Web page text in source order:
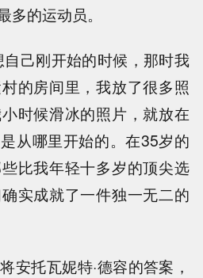
的运动员。
己刚开始的时候，那时我
的房间里，我放了很多照
时候滑冰的照片，就放在
从哪里开始的。在35岁的
比我年轻十多岁的顶尖选
实成就了一件独一无二的
托瓦妮特·德容的答案，